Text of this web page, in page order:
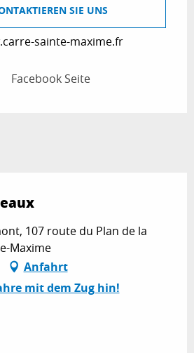
SIE UNS
sainte-maxime.fr
Facebook Seite
107 route du Plan de la
Maxime
Anfahrt
mit dem Zug hin!